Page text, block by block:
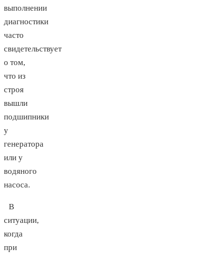
выполнении
диагностики
часто
свидетельствует
о том,
что из
строя
вышли
подшипники
у
генератора
или у
водяного
насоса.
В
ситуации,
когда
при